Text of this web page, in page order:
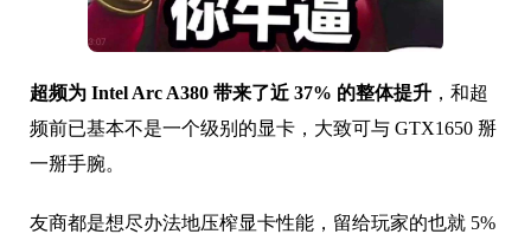
超频为 Intel Arc A380 带来了近 37% 的整体提升 ，和超
频前已基本不是一个级别的显卡，大致可与 GTX1650 掰
一掰手腕。
友商都是想尽办法地压榨显卡性能，留给玩家的也就 5%